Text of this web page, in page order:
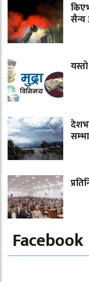
सैन्य
Facebook